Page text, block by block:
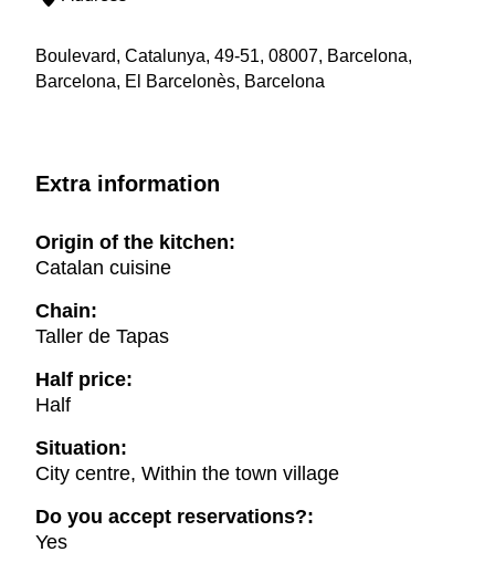
Boulevard, Catalunya, 49-51, 08007, Barcelona,
Barcelona, El Barcelonès, Barcelona
Extra information
Origin of the kitchen:
Catalan cuisine
Chain:
Taller de Tapas
Half price:
Half
Situation:
City centre, Within the town village
Do you accept reservations?:
Yes